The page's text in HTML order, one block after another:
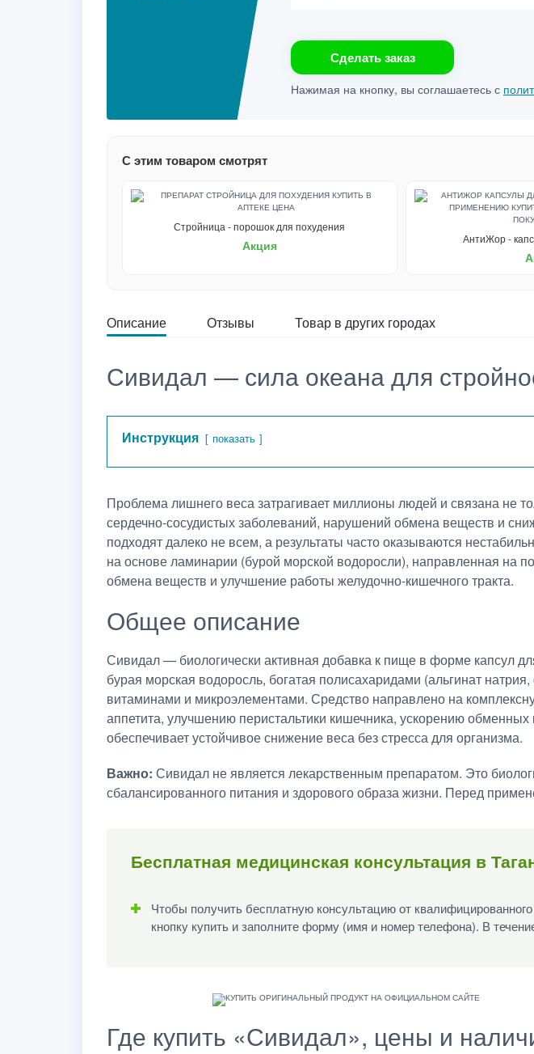
Сделать заказ
Нажимая на кнопку, вы соглашаетесь с
С этим товаром смотрят
Стройница - порошок для похудения
Акция АнтиЖор -
Описание Отзывы Товар в других городах
Сивидал — сила океана для
Инструкция показать
Проблема лишнего веса затрагивает миллионы людей и связана не
сердечно-сосудистых заболеваний, нарушений обмена веществ и
подходят далеко не всем, а результаты часто оказываются
на основе ламинарии (бурой морской водоросли), направленная на
обмена веществ и улучшение работы желудочно-кишечного тракта.
Общее описание
Сивидал — биологически активная добавка к пище в форме капсул
бурая морская водоросль, богатая полисахаридами (альгинат
витаминами и микроэлементами. Средство направлено на
аппетита, улучшению перистальтики кишечника, ускорению
обеспечивает устойчивое снижение веса без стресса для организма.
Важно: Сивидал не является лекарственным препаратом. Это
сбалансированного питания и здорового образа жизни. Перед
Бесплатная медицинская консультация в
Чтобы получить бесплатную консультацию от
кнопку купить и заполните форму (имя и номер телефона). В
Где купить «Сивидал», цены и